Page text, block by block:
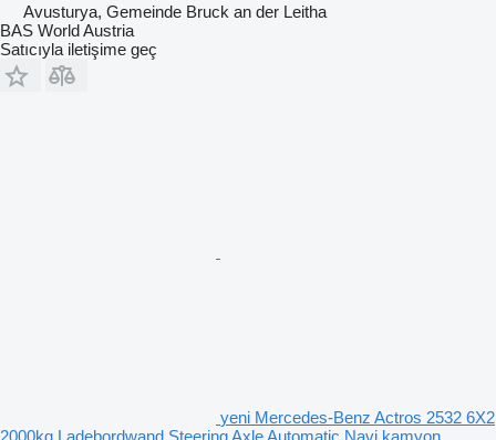
Avusturya, Gemeinde Bruck an der Leitha
BAS World Austria
Satıcıyla iletişime geç
yeni Mercedes-Benz Actros 2532 6X2
2000kg Ladebordwand Steering Axle Automatic Navi kamyon